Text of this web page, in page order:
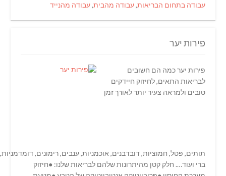
עבודה בתחום הבריאות,עבודה מהבית,עבודה מהנייד
פירות יער
פירות יער כמה הם חשובים
לבריאות התאים, לחיזוק חיידקים
טובים ולמראה צעיר יותר לאורך זמן
תותים, פטל, חמוציות, דובדבנים, אוכמניות, ענבים, רימונים, דומדמניות,
ברי ועוד…. חלק קטן מהיתרונות שלהם לבריאות שלנו: ●חיזוק